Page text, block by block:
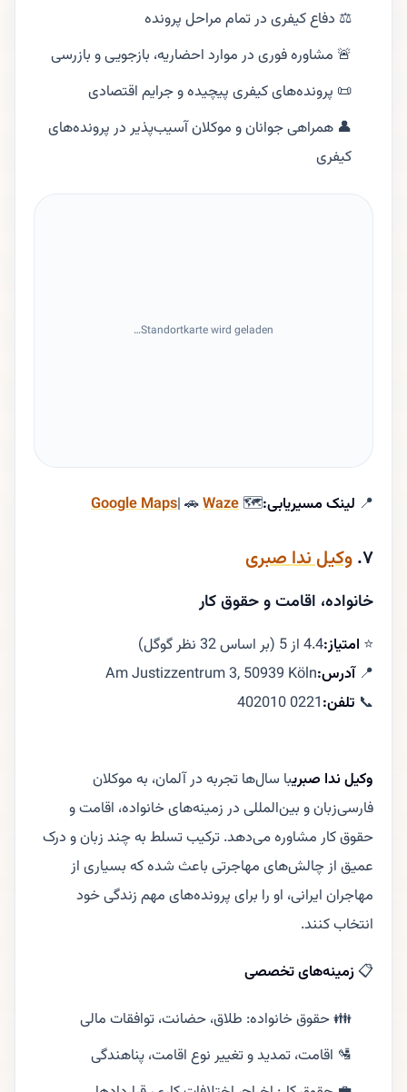
⚖️ دفاع کیفری در تمام مراحل پرونده
🚨 مشاوره فوری در موارد احضاریه، بازجویی و بازرسی
📜 پرونده‌های کیفری پیچیده و جرایم اقتصادی
👤 همراهی جوانان و موکلان آسیب‌پذیر در پرونده‌های
کیفری
Standortkarte wird geladen…
📍 لینک مسیریابی:🗺
Google Maps| 🚗Waze
۷. وکیل ندا صبری
خانواده، اقامت و حقوق کار
⭐ امتیاز:4.4 از 5 (بر اساس 32 نظر گوگل)
📍آدرس:Am Justizzentrum 3, 50939 Köln
📞 تلفن:0221 402010
وکیل ندا صبریبا سال‌ها تجربه در آلمان، به موکلان
فارسی‌زبان و بین‌المللی در زمینه‌های خانواده، اقامت و
حقوق کار مشاوره می‌دهد. ترکیب تسلط به چند زبان و درک
عمیق از چالش‌های مهاجرتی باعث شده که بسیاری از
مهاجران ایرانی، او را برای پرونده‌های مهم زندگی خود
انتخاب کنند.
📋زمینه‌های تخصصی
👪 حقوق خانواده: طلاق، حضانت، توافقات مالی
🛂 اقامت، تمدید و تغییر نوع اقامت، پناهندگی